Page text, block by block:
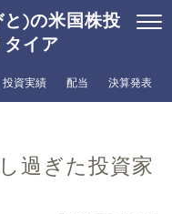
)の米国株投
イア
投資実績 配当 決算発表
過ぎた投資家